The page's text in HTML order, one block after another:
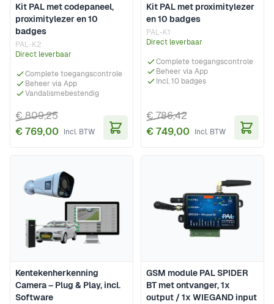
Kit PAL met codepaneel,
proximitylezer en 10
badges
PAL-K2
Direct leverbaar
Complete toegangscontrole
Beheer via App
Vandalismebestendig
€ 769,00
€ 809,25
Kit PAL met proximitylezer
en 10 badges
PAL-K1
Direct leverbaar
Complete toegangscontrole
Beheer via App
Incl. 10 badges
€ 749,00
€ 786,42
Kentekenherkenning
Camera – Plug & Play, incl.
Software
GSM module PAL SPIDER
BT met ontvanger, 1x
output / 1x WIEGAND input